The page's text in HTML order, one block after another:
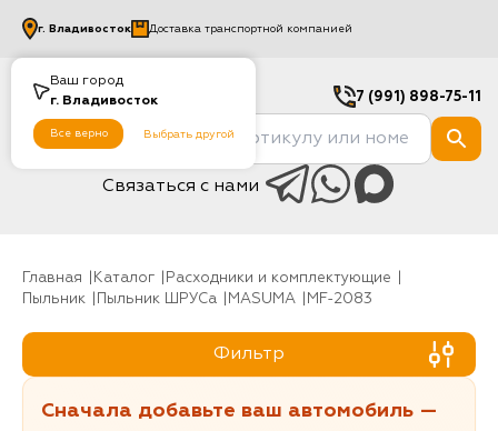
Ваш город
г. Владивосток
Все верно Выбрать другой
г. Владивосток Доставка транспортной компанией
7 (991) 898-75-11
Связаться с нами
Главная Каталог
Расходники и комплектующие
Пыльник
Пыльник ШРУСа MASUMA MF-2083
Фильтр
Сначала добавьте ваш автомобиль —